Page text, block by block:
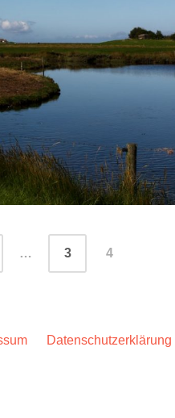
… 3 4
Datenschutzerklärung